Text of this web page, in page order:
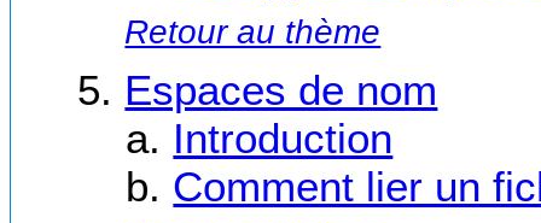
Retour au thème
Espaces de nom
Introduction
Comment lier un